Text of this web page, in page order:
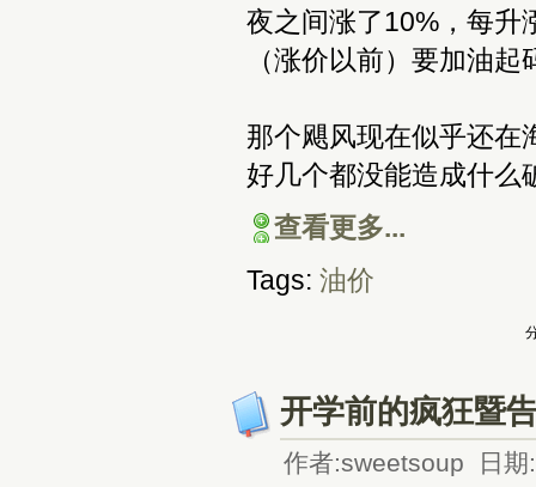
夜之间涨了10%，每升
（涨价以前）要加油
那个飓风现在似乎还在
好几个都没能造成什么
查看更多...
Tags: 油价
开学前的疯狂暨
作者:sweetsoup 日期